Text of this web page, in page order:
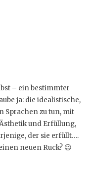
– ein bestimmter
ja: die idealistische,
Sprachen zu tun, mit
und Erfüllung,
der sie erfüllt….
neuen Ruck? 😉